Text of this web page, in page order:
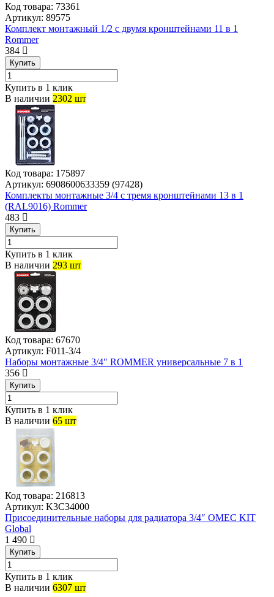
Код товара: 73361
Артикул: 89575
Комплект монтажный 1/2 с двумя кронштейнами 11 в 1
Rommer
384
Купить
Купить в 1 клик
В наличии 2302 шт
Код товара: 175897
Артикул: 6908600633359 (97428)
Комплекты монтажные 3/4 с тремя кронштейнами 13 в 1
(RAL9016) Rommer
483
Купить
Купить в 1 клик
В наличии 293 шт
Код товара: 67670
Артикул: F011-3/4
Наборы монтажные 3/4″ ROMMER универсальные 7 в 1
356
Купить
Купить в 1 клик
В наличии 65 шт
Код товара: 216813
Артикул: K3C34000
Присоединительные наборы для радиатора 3/4″ OMEC KIT
Global
1 490
Купить
Купить в 1 клик
В наличии 6307 шт